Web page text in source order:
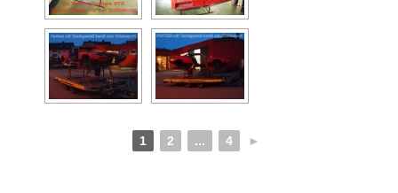
1 2 ... 4 ►